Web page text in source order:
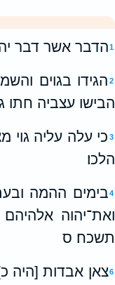
1הדבר אשר דבר
2 הגידו בגוים
הבישו עצביה חתו
3 כי עלה עליה גוי
הלכו׃
4בימים ההמה ובעת
ואת־יהוה אלהיהם
תשכח׃ ס
6צאן אבדות [היה